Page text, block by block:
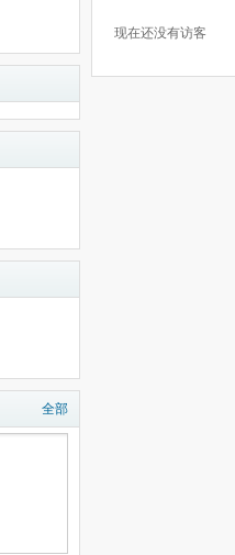
全部
现在还没有访客